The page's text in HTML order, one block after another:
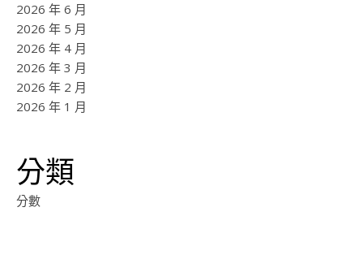
2026 年 6 月
2026 年 5 月
2026 年 4 月
2026 年 3 月
2026 年 2 月
2026 年 1 月
分類
分數